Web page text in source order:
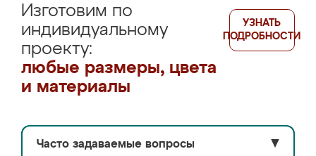
Изготовим по
индивидуальному
проекту:
любые размеры, цвета
и материалы
УЗНАТЬ
ПОДРОБНОСТИ
Часто задаваемые вопросы ▼